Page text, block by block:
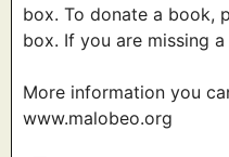
box. To donate a book,
box. If you are missing
More information you
www.malobeo.org